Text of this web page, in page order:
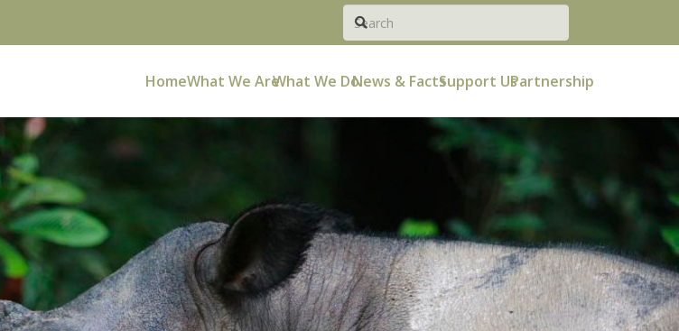
HomeWhat We AreWhat We DoNews & FactsSupport UsPartnership